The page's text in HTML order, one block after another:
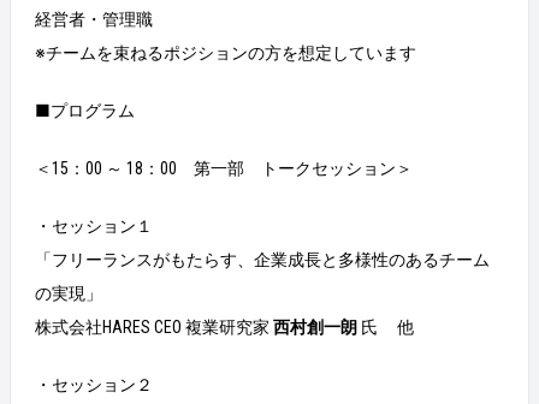
経営者・管理職
※チームを束ねるポジションの方を想定しています
■プログラム
＜15：00 ～ 18：00 第一部 トークセッション＞
・セッション１
「フリーランスがもたらす、企業成長と多様性のあるチーム
の実現」
株式会社HARES CEO 複業研究家 西村創一朗 氏 他
・セッション２